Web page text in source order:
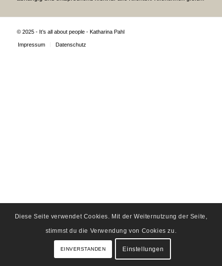
© 2025 - It’s all about people - Katharina Pahl
Impressum Datenschutz
Diese Seite verwendet Cookies. Mit der Weiternutzung der Seite,
stimmst du die Verwendung von Cookies zu.
EINVERSTANDEN Einstellungen